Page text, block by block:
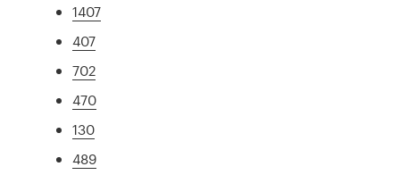
1407
407
702
470
130
489